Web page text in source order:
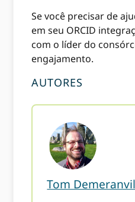
Se você precisar de
em seu ORCID
com o líder do
engajamento.
AUTORES
Tom